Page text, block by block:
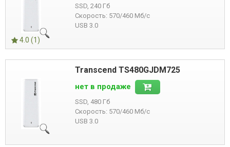
4.0 (1)
SSD, 240 Гб
Скорость: 570/460 Мб/с
USB 3.0
Transcend TS480GJDM725
нет в продаже
SSD, 480 Гб
Скорость: 570/460 Мб/с
USB 3.0